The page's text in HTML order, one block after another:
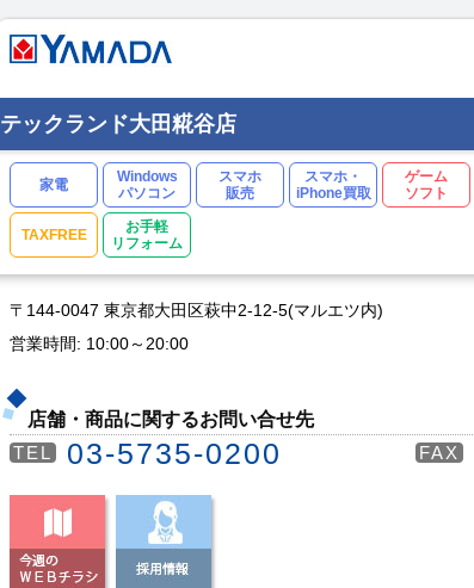
テックランド大田糀谷店
家電
Windows
パソコン
スマホ
販売
スマホ・
iPhone買取
ゲーム
ソフト
TAXFREE
お手軽
リフォーム
〒144-0047 東京都大田区萩中2-12-5(マルエツ内)
営業時間: 10:00～20:00
店舗・商品に関するお問い合せ先
TEL 03-5735-0200 FAX